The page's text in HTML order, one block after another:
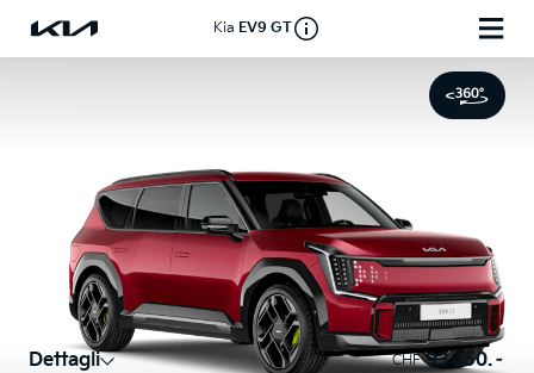
Kia EV9 GT
CHF 93 450.–
Dettagli